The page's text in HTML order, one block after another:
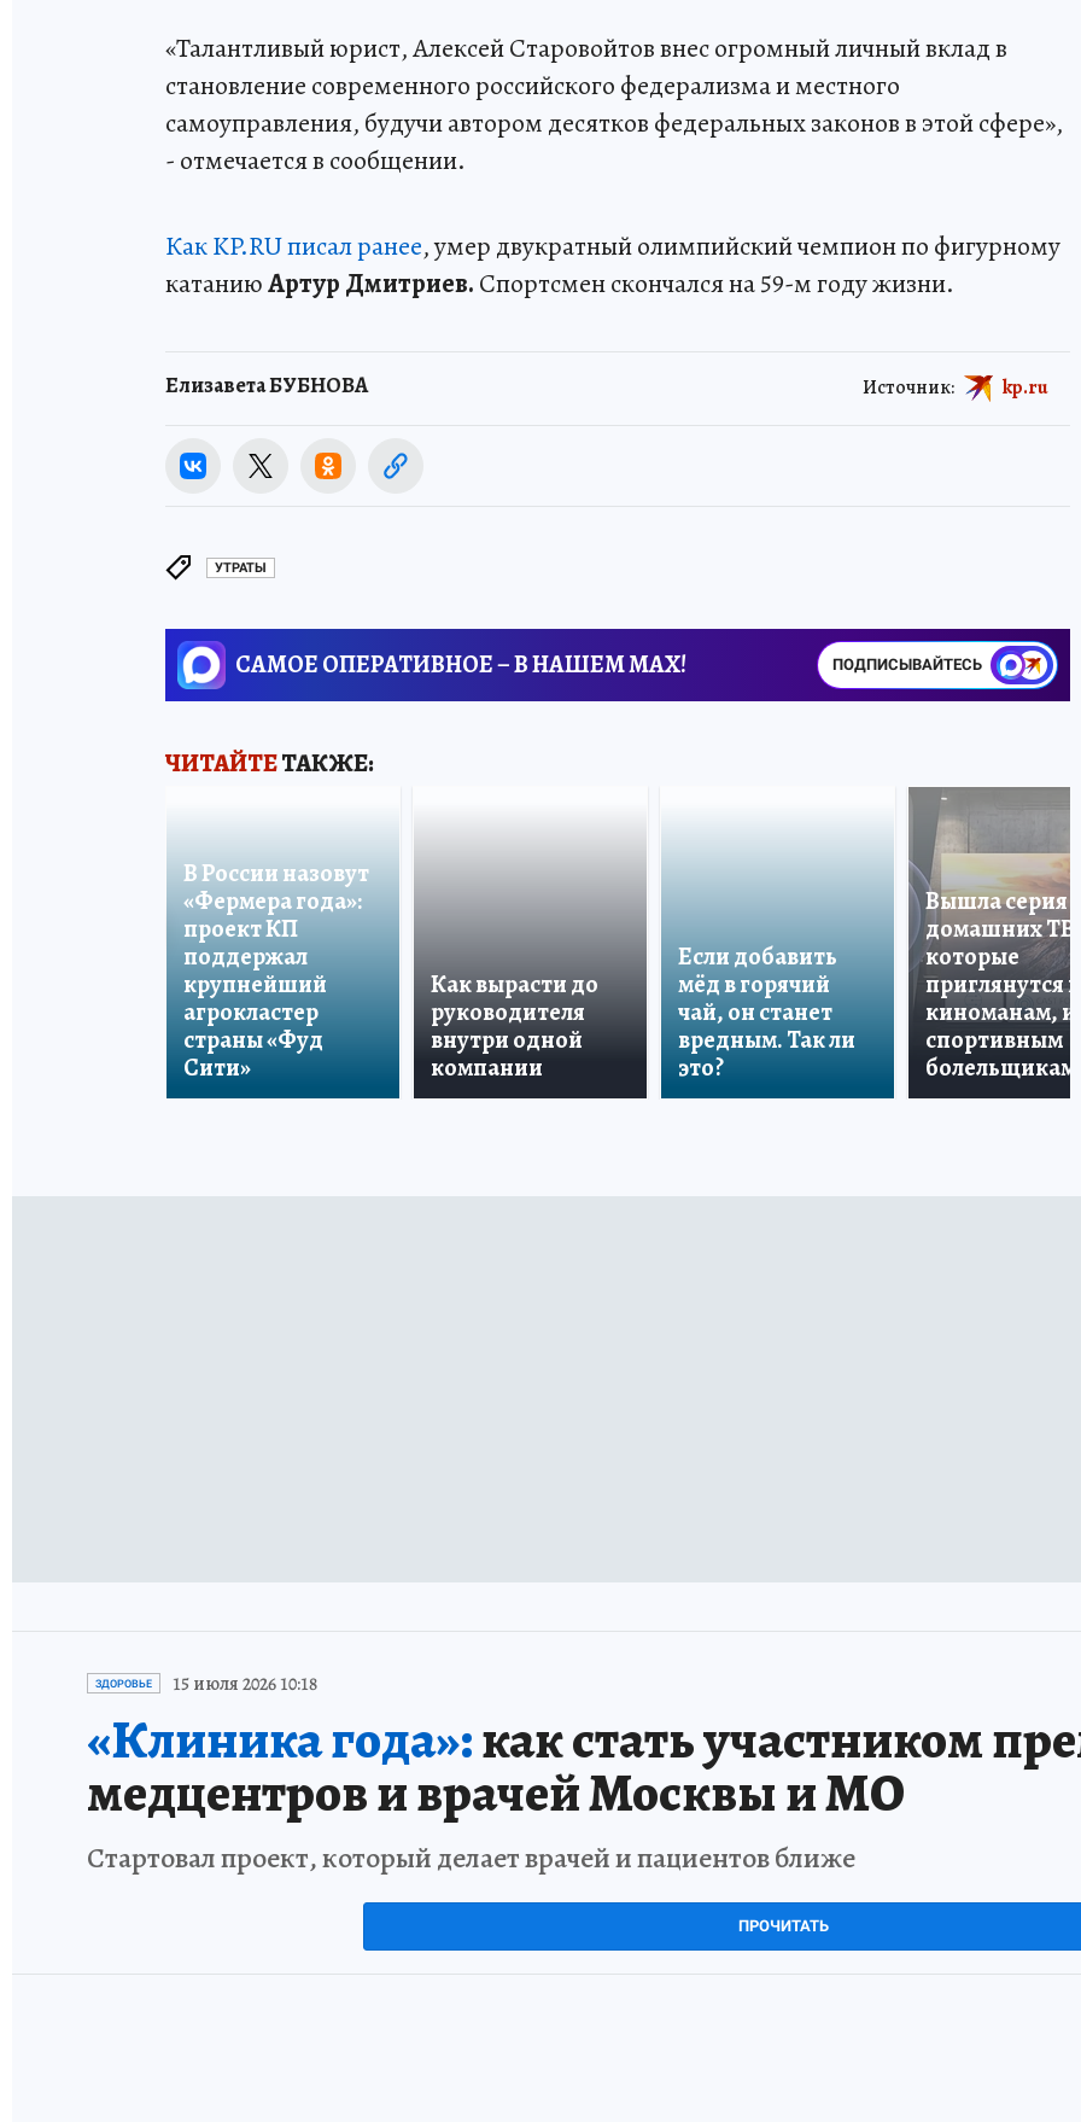
«Талантливый юрист, Алексей Старовойтов внес огромный личный вклад в
становление современного российского федерализма и местного
самоуправления, будучи автором десятков федеральных законов в этой сфере»,
- отмечается в сообщении.
Как KP.RU писал ранее, умер двукратный олимпийский чемпион по фигурному
катаниюАртур Дмитриев. Спортсмен скончался на 59-м году жизни.
Елизавета БУБНОВА Источник: kp.ru
УТРАТЫ
САМОЕ ОПЕРАТИВНОЕ – В НАШЕМ MAX! ПОДПИСЫВАЙТЕСЬ
ЧИТАЙТЕТАКЖЕ:
В России назовут
«Фермера года»:
проект КП
поддержал
крупнейший
агрокластер
страны «Фуд
Сити»
Как вырасти до
руководителя
внутри одной
компании
Если добавить
мёд в горячий
чай, он станет
вредным. Так ли
это?
Вышла серия
домашних ТВ,
которые
приглянутся и
киноманам, и
спортивным
болельщикам
ЗДОРОВЬЕ 15 июля 2026 10:18
«Клиника года»:как стать участником
медцентров и врачей Москвы и МО
Стартовал проект, который делает врачей и пациентов ближе
ПРОЧИТАТЬ